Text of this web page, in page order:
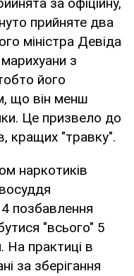
прийняте два
міністра Девіда
з
його
що він менш
Це призвело до
кращих "травку".
наркотиків
позбавлення
"всього" 5
На практиці в
за зберігання